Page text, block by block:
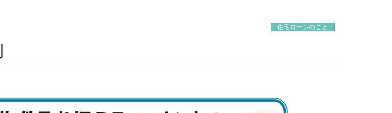
住宅ローンのこと